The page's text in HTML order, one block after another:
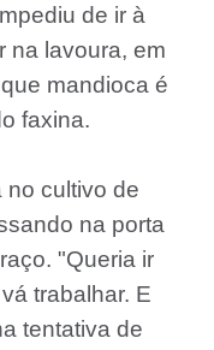
de ir à
na lavoura, em
mandioca é
faxina.
no cultivo de
na porta
"Queria ir
trabalhar. E
tentativa de